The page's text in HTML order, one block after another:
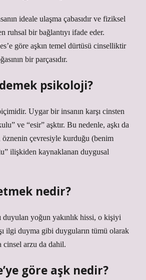
ideale ulaşma çabasıdır ve fiziksel
ruhsal bir bağlantıyı ifade eder.
göre aşkın temel dürtüsü cinselliktir
bir parçasıdır.
psikoloji?
Uygar bir insanın karşı cinsten
ve “esir” aşktır. Bu nedenle, aşkı da
öznenin çevresiyle kurduğu (benim
ilişkiden kaynaklanan duygusal
nedir?
duyulan yoğun yakınlık hissi, o kişiyi
ilgi duyma gibi duyguların tümü olarak
cinsel arzu da dahil.
göre aşk nedir?